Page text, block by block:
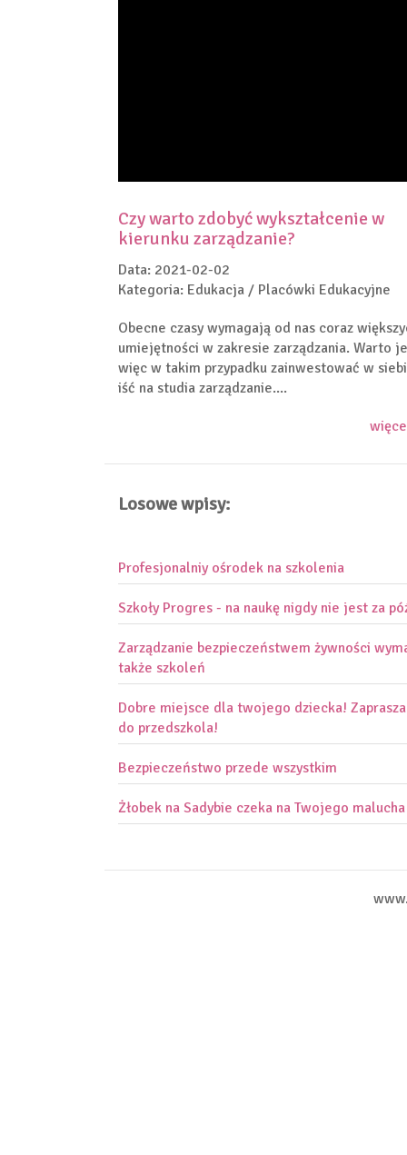
Czy warto zdobyć wykształcenie w
kierunku zarządzanie?
Data: 2021-02-02
Kategoria: Edukacja / Placówki Edukacyjne
Obecne czasy wymagają od nas coraz
umiejętności w zakresie zarządzania. Warto
więc w takim przypadku zainwestować w
iść na studia zarządzanie....
Losowe wpisy:
Profesjonalniy ośrodek na szkolenia
Szkoły Progres - na naukę nigdy nie jest za
Zarządzanie bezpieczeństwem żywności
także szkoleń
Dobre miejsce dla twojego dziecka!
do przedszkola!
Bezpieczeństwo przede wszystkim
Żłobek na Sadybie czeka na Twojego malucha